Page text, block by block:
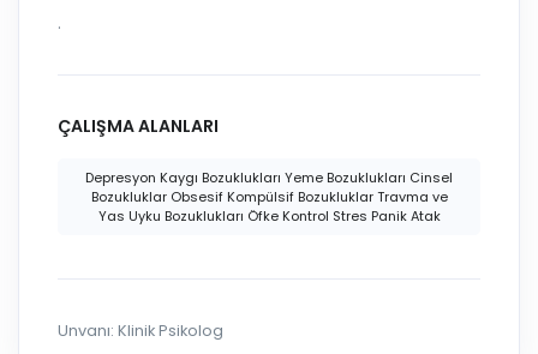
.
ÇALIŞMA ALANLARI
Depresyon Kaygı Bozuklukları Yeme Bozuklukları Cinsel
Bozukluklar Obsesif Kompülsif Bozukluklar Travma ve
Yas Uyku Bozuklukları Öfke Kontrol Stres Panik Atak
Unvanı: Klinik Psikolog